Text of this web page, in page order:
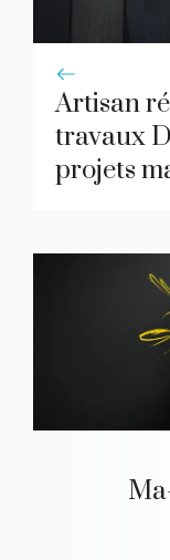
Artisan
travaux
projets